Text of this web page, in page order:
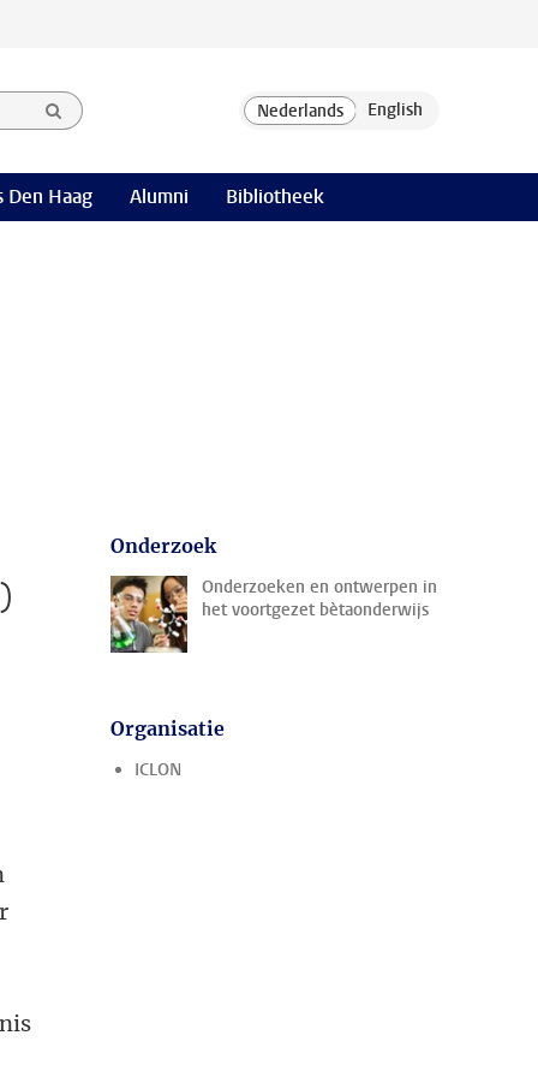
Den Haag Alumni Bibliotheek
Onderzoek
Onderzoeken en ontwerpen in
het voortgezet bètaonderwijs
Organisatie
ICLON